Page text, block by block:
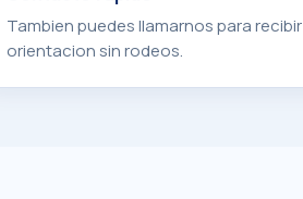
Tambien puedes llamarnos para recibir
orientacion sin rodeos.